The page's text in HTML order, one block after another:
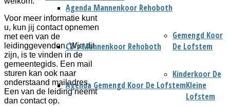
Agenda Mannenkoor Rehoboth
CD's Mannenkoor Rehoboth
Gemengd Koor
De Lofstem
Agenda Gemengd Koor De Lofstem
Kinderkoor De
Kleine
Lofstem
Voor meer informatie kunt
u, kun jij contact opnemen
met een van de
leidinggevenden. Wie dit
zijn, is te vinden in de
gemeentegids. Een mail
sturen kan ook naar
onderstaand mailadres.
Een van de leiding neemt
dan contact op.